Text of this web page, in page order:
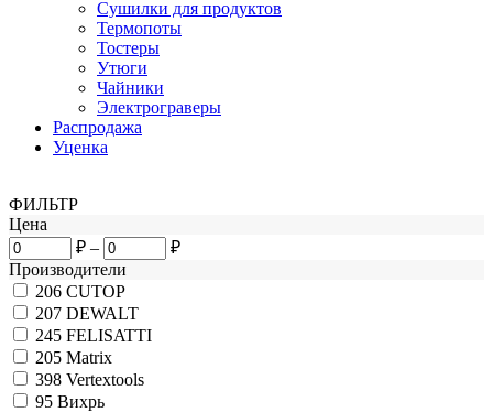
Сушилки для продуктов
Термопоты
Тостеры
Утюги
Чайники
Электрограверы
Распродажа
Уценка
ФИЛЬТР
Цена
₽ –
₽
Производители
206 CUTOP
207 DEWALT
245 FELISATTI
205 Matrix
398 Vertextools
95 Вихрь